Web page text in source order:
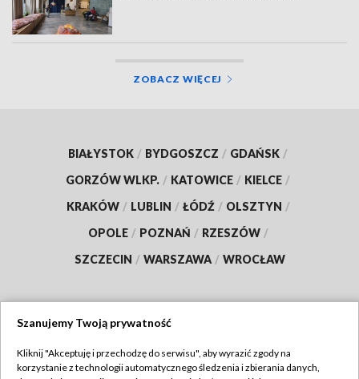
ZOBACZ WIĘCEJ
BIAŁYSTOK / BYDGOSZCZ / GDAŃSK /
GORZÓW WLKP. / KATOWICE / KIELCE /
KRAKÓW / LUBLIN / ŁÓDŹ / OLSZTYN /
OPOLE / POZNAŃ / RZESZÓW /
SZCZECIN / WARSZAWA / WROCŁAW
TVP
Szanujemy Twoją prywatność
Kliknij "Akceptuję i przechodzę do serwisu", aby wyrazić zgody na
korzystanie z technologii automatycznego śledzenia i zbierania danych,